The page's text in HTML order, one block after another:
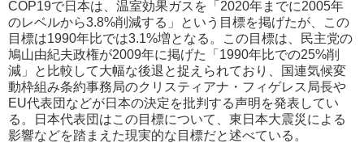
COP19で日本は、温室効果ガスを「2020年までに2005年
のレベルから3.8%削減する」という目標を掲げたが、この
目標は1990年比では3.1%増となる。この目標は、民主党の
鳩山由紀夫政権が2009年に掲げた「1990年比での25%削
減」と比較して大幅な後退と捉えられており、国連気候変
動枠組み条約事務局のクリスティアナ・フィゲレス局長や
EU代表団などが日本の決定を批判する声明を発表してい
る。日本代表団はこの目標について、東日本大震災による
影響などを踏まえた現実的な目標だと述べている。